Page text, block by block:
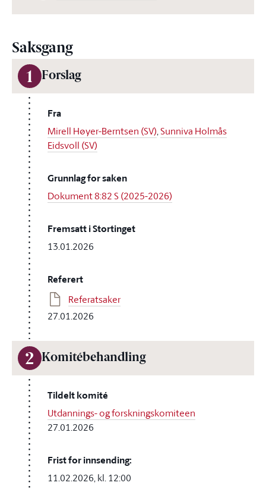
Saksgang
1 Forslag
Fra
Mirell Høyer-Berntsen (SV),Sunniva Holmås
Eidsvoll (SV)
Grunnlag for saken
Dokument 8:82 S (2025-2026)
Fremsatt i Stortinget
13.01.2026
Referert
Referatsaker
27.01.2026
2 Komitébehandling
Tildelt komité
Utdannings- og forskningskomiteen
27.01.2026
Frist for innsending:
11.02.2026, kl. 12:00